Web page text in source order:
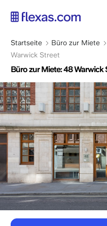
zum
Pfadnavigation
Startseite Büro zur Miete
Warwick Street
Büro zur Miete: 48 Warwick